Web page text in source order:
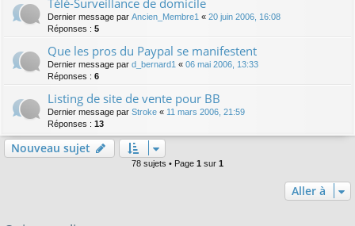
Télé-Surveillance de domicile
Dernier message par Ancien_Membre1 « 20 juin 2006, 16:08
Réponses : 5
Que les pros du Paypal se manifestent
Dernier message par d_bernard1 « 06 mai 2006, 13:33
Réponses : 6
Listing de site de vente pour BB
Dernier message par Stroke « 11 mars 2006, 21:59
Réponses : 13
Nouveau sujet
78 sujets • Page 1 sur 1
Aller à